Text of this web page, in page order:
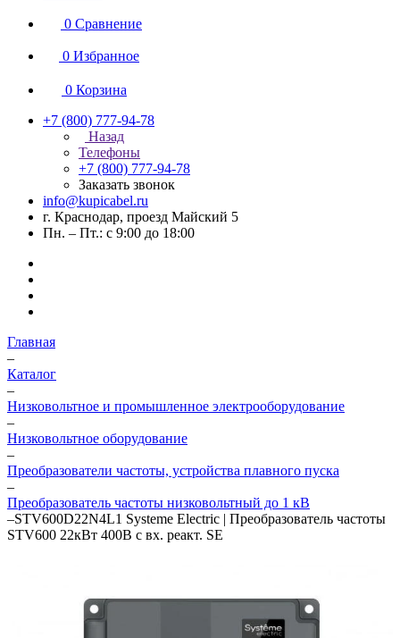
0 Сравнение
0 Избранное
0 Корзина
+7 (800) 777-94-78
Назад
Телефоны
+7 (800) 777-94-78
Заказать звонок
info@kupicabel.ru
г. Краснодар, проезд Майский 5
Пн. – Пт.: с 9:00 до 18:00
Главная
–
Каталог
–
Низковольтное и промышленное электрооборудование
–
Низковольтное оборудование
–
Преобразователи частоты, устройства плавного пуска
–
Преобразователь частоты низковольтный до 1 кВ
–STV600D22N4L1 Systeme Electric | Преобразователь частоты
STV600 22кВт 400В с вх. реакт. SE